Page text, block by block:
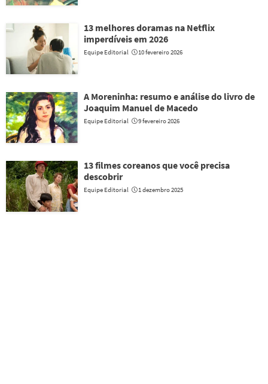
13 melhores doramas na Netflix
imperdíveis em 2026
Equipe Editorial 10 fevereiro 2026
A Moreninha: resumo e análise do livro de
Joaquim Manuel de Macedo
Equipe Editorial 9 fevereiro 2026
13 filmes coreanos que você precisa
descobrir
Equipe Editorial 1 dezembro 2025